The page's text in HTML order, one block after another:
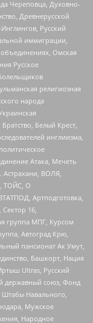
Череповца, Духовно-
Древнерусской
Русский
иммиграции,
Омская
Русское
религиозная
народа
Белый Крест,
инглиизма,
Атака, Мечеть
Астрахани, ВОЛЯ,
ТОЙС, О
Артподготовка,
16,
группа МПГ, Курсом
Автоград Крю,
пансионат Ак Умут,
Башкорт, Нация
Ultras, Русский
державный союз, Фонд
Навального,
Мужское
Народное